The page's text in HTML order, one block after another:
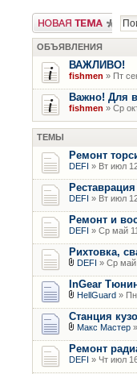
Новая тема
ОБЪЯВЛЕНИЯ
ВАЖЛИВО!
fishmen » Пт
Важно! Для
fishmen » Ср
ТЕМЫ
Ремонт
DEFI » Вт июл
DEFI » Вт июл
Ремонт и
DEFI » Ср май
Рихтовка,
DEFI » Ср май
InGear
HellGuard »
Станция
Макс Мастер
Ремонт
DEFI » Чт июл